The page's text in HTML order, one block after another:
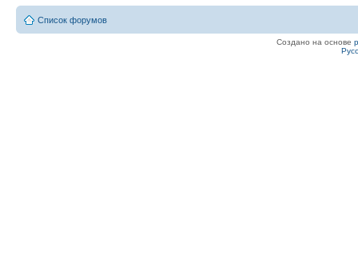
Список форумов
Создано на основе